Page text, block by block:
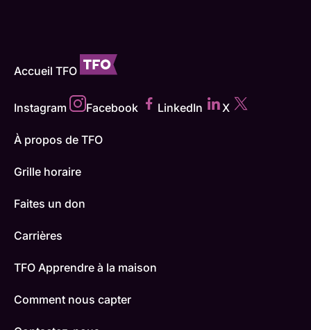
Accueil TFO
Instagram Facebook LinkedIn X
À propos de TFO
Grille horaire
Faites un don
Carrières
TFO Apprendre à la maison
Comment nous capter